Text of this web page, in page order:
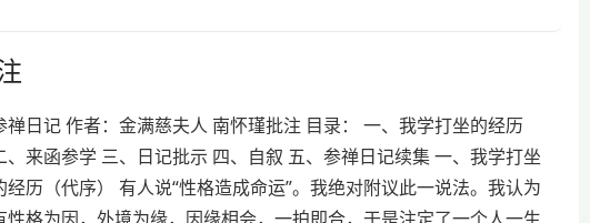
禅日记 作者：金满慈夫人 南怀瑾批注 目录： 一、我学打坐的经历
、来函参学 三、日记批示 四、自叙 五、参禅日记续集 一、我学打坐
经历（代序） 有人说“性格造成命运”。我绝对附议此一说法。我认为